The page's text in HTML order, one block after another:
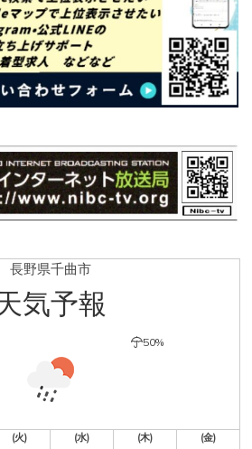
長野県千曲市
気予報
50%
(火) (水) (木) (金)